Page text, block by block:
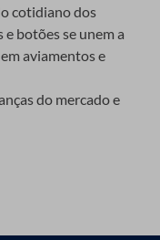
exigem furos e
pode ser fixado com
no material para
cotidiano dos
botões se unem a
aviamentos e
do mercado e
a empresa hoje é
armarinhos, tanto no
loja virtual é uma